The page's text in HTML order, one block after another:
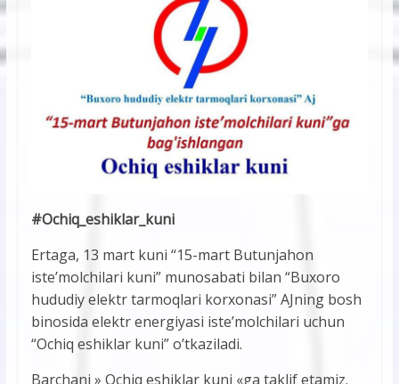
#Ochiq_eshiklar_kuni
Ertaga, 13 mart kuni “15-mart Butunjahon
iste’molchilari kuni” munosabati bilan “Buxoro
hududiy elektr tarmoqlari korxonasi” AJning bosh
binosida elektr energiyasi iste’molchilari uchun
“Ochiq eshiklar kuni” o’tkaziladi.
Barchani » Ochiq eshiklar kuni «ga taklif etamiz.